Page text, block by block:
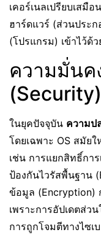
เคอร์เนลเปรียบเสมือน
ฮาร์ดแวร์ (ส่วนประ
(โปรแกรม) เข้าไว้ด้
ความมั่นค
ในยุคปัจจุบัน ความป
โดยเฉพาะ OS สมัย
เช่น การแยกสิทธิ์กา
ป้องกันไวรัสพื้นฐาน
ข้อมูล (Encryption)
เพราะการอัปเดตส่ว
การถูกโจมตีทางไซเ